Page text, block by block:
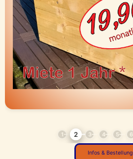
1 2 3 4 5 6
Infos & Bestellung